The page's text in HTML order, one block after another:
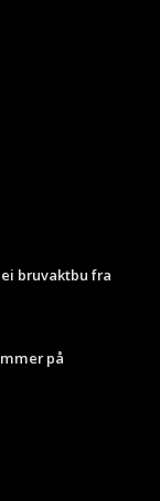
bruvaktbu fra
på